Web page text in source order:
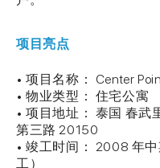
项目亮点
• 项目名称： Center
• 物业类型： 住宅公寓
• 项目地址： 泰国 春武
第三路 20150
• 竣工时间： 2008 年
工）